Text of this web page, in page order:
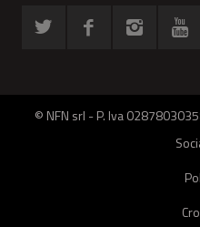
© NFN srl - P. Iva